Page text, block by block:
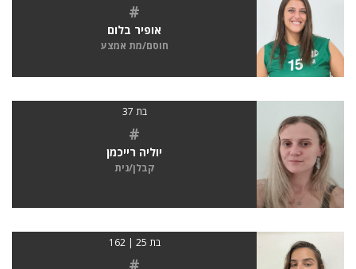
#
אופיר בלום
חוסם/מת אמצע
בת 37
#
יוליה רייכמן
קבלן/נית
בת 25 | 162